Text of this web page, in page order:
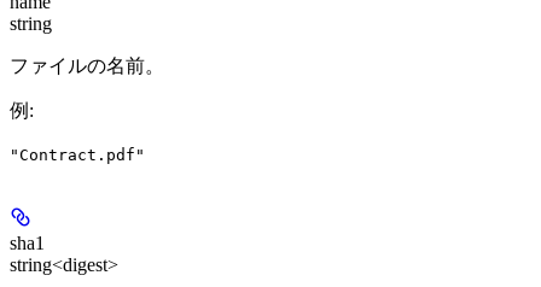
string
ファイルの名前。
例 :
"Contract.pdf"
sha1
string<digest>